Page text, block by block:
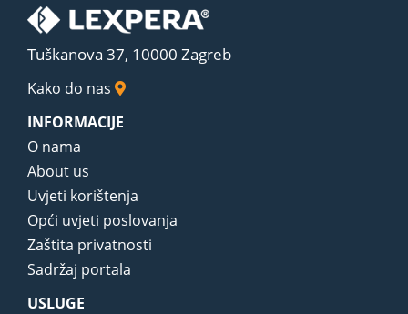
Tuškanova 37, 10000 Zagreb
Kako do nas
INFORMACIJE
O nama
About us
Uvjeti korištenja
Opći uvjeti poslovanja
Zaštita privatnosti
Sadržaj portala
USLUGE